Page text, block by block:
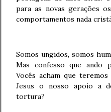
para as novas gerações
comportamentos nada
Somos ungidos, somos
Mas confesso que ando
Vocês acham que
Jesus o nosso apoio a
tortura?